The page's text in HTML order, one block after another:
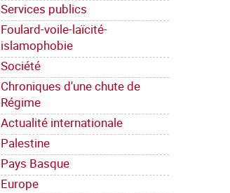
Services publics
Foulard-voile-laïcité-
islamophobie
Société
Chroniques d'une chute de
Régime
Actualité internationale
Palestine
Pays Basque
Europe